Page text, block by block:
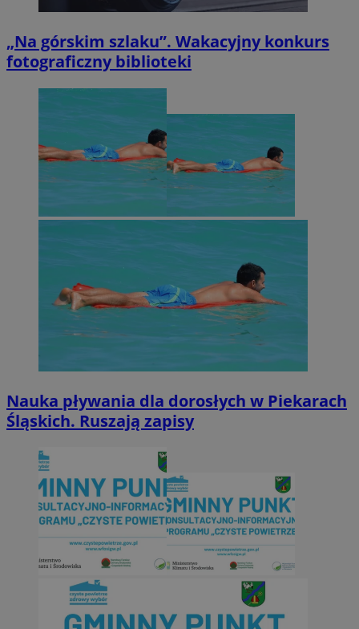
„Na górskim szlaku”. Wakacyjny konkurs
fotograficzny biblioteki
Nauka pływania dla dorosłych w Piekarach
Śląskich. Ruszają zapisy